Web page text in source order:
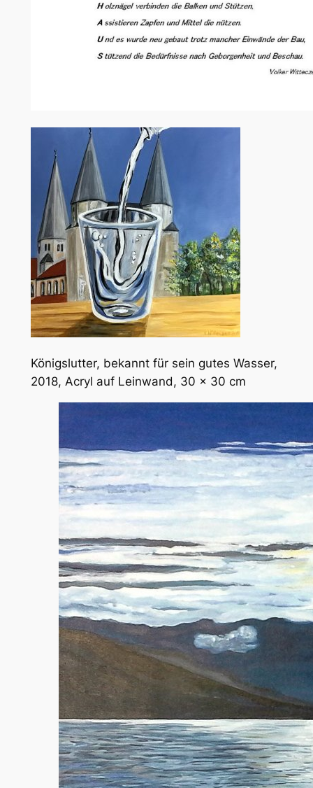
Königslutter, bekannt für sein gutes Wasser,
2018, Acryl auf Leinwand, 30 x 30 cm